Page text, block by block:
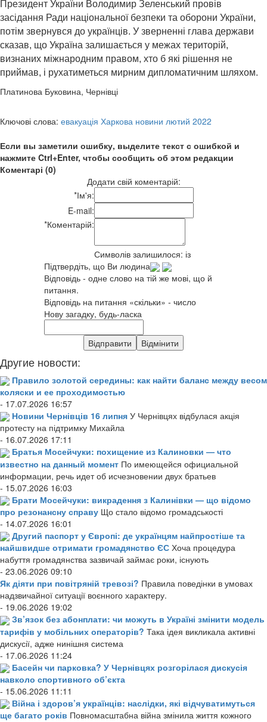
Президент України Володимир Зеленський провів
засідання Ради національної безпеки та оборони України,
потім звернувся до українців. У зверненні глава держави
сказав, що Україна залишається у межах територій,
визнаних міжнародним правом, хто б які рішення не
приймав, і рухатиметься мирним дипломатичним шляхом.
Платинова Буковина, Чернівці
Ключові слова: евакуація Харкова новини лютий 2022
Если вы заметили ошибку, выделите текст с ошибкой и
нажмите Ctrl+Enter, чтобы сообщить об этом редакции
Коментарі (0)
Додати свій коментарій:
*Ім'я:
E-mail:
*Коментарій:
Символів залишилося: із
Підтвердіть, що Ви людина
Відповідь - одне слово на тій же мові, що й
питання.
Відповідь на питання «скільки» - число
Нову загадку, будь-ласка
Другие новости:
Правило золотой середины: как найти баланс между весом
коляски и ее проходимостью
- 17.07.2026 16:57
Новини Чернівців 16 липня У Чернівцях відбулася акція
протесту на підтримку Михайла
- 16.07.2026 17:11
Братья Мосейчуки: похищение из Калиновки — что
известно на данный момент По имеющейся официальной
информации, речь идет об исчезновении двух братьев
- 15.07.2026 16:03
Брати Мосейчуки: викрадення з Калинівки — що відомо
про резонансну справу Що стало відомо громадськості
- 14.07.2026 16:01
Другий паспорт у Європі: де українцям найпростіше та
найшвидше отримати громадянство ЄС Хоча процедура
набуття громадянства зазвичай займає роки, існують
- 23.06.2026 09:10
Як діяти при повітряній тревозі? Правила поведінки в умовах
надзвичайної ситуації воєнного характеру.
- 19.06.2026 19:02
Зв’язок без абонплати: чи можуть в Україні змінити модель
тарифів у мобільних операторів? Така ідея викликала активні
дискусії, адже нинішня система
- 17.06.2026 11:24
Басейн чи парковка? У Чернівцях розгорілася дискусія
навколо спортивного об’єкта
- 15.06.2026 11:11
Війна і здоров’я українців: наслідки, які відчуватимуться
ще багато років Повномасштабна війна змінила життя кожного